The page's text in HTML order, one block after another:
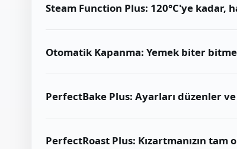
Steam Function Plus: 120°C'ye kadar,
Otomatik Kapanma: Yemek biter
PerfectBake Plus: Ayarları düzenler
PerfectRoast Plus: Kızartmanızın